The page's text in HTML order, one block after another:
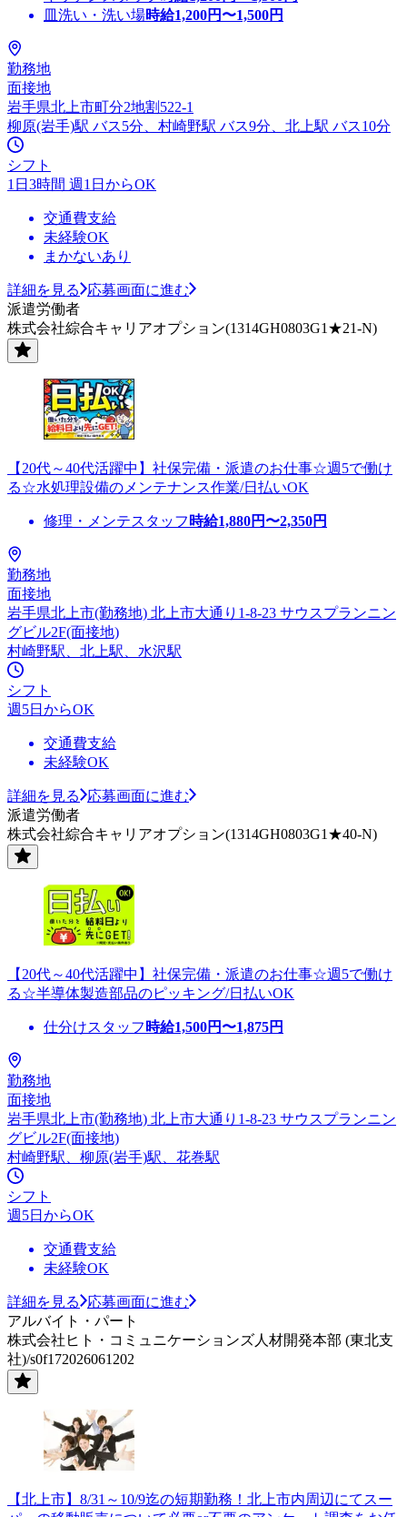
皿洗い・洗い場時給1,200円〜1,500円
勤務地
面接地
岩手県北上市町分2地割522-1
柳原(岩手)駅 バス5分、村崎野駅 バス9分、北上駅 バス10分
シフト
1日3時間 週1日からOK
交通費支給
未経験OK
まかないあり
詳細を見る
応募画面に進む
派遣労働者
株式会社綜合キャリアオプション(1314GH0803G1★21-N)
【20代～40代活躍中】社保完備・派遣のお仕事☆週5で働け
る☆水処理設備のメンテナンス作業/日払いOK
修理・メンテスタッフ 時給1,880円〜2,350円
勤務地
面接地
岩手県北上市(勤務地) 北上市大通り1-8-23 サウスプランニン
グビル2F(面接地)
村崎野駅、北上駅、水沢駅
シフト
週5日からOK
交通費支給
未経験OK
詳細を見る
応募画面に進む
派遣労働者
株式会社綜合キャリアオプション(1314GH0803G1★40-N)
【20代～40代活躍中】社保完備・派遣のお仕事☆週5で働け
る☆半導体製造部品のピッキング/日払いOK
仕分けスタッフ 時給1,500円〜1,875円
勤務地
面接地
岩手県北上市(勤務地) 北上市大通り1-8-23 サウスプランニン
グビル2F(面接地)
村崎野駅、柳原(岩手)駅、花巻駅
シフト
週5日からOK
交通費支給
未経験OK
詳細を見る
応募画面に進む
アルバイト・パート
株式会社ヒト・コミュニケーションズ人材開発本部 (東北支
社)/s0f172026061202
【北上市】8/31～10/9迄の短期勤務！北上市内周辺にてスー